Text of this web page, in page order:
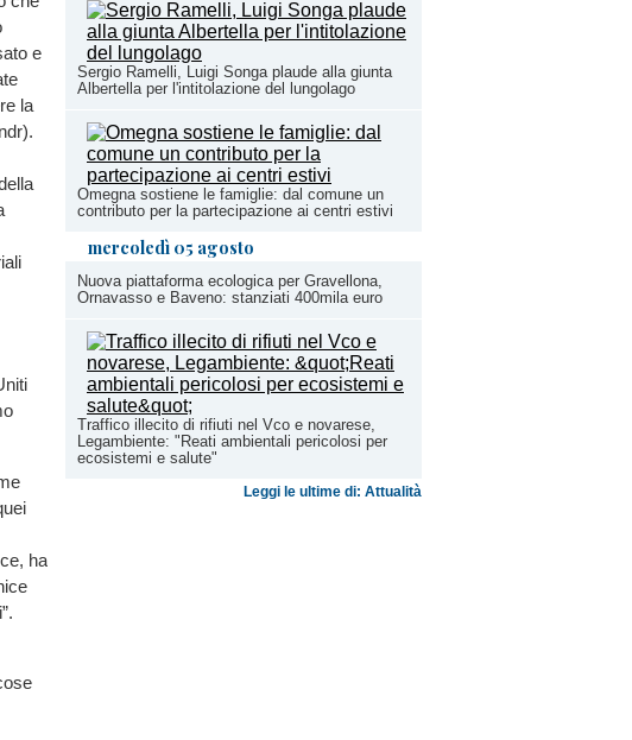
Sergio Ramelli, Luigi Songa plaude alla giunta
Albertella per l'intitolazione del lungolago
Omegna sostiene le famiglie: dal comune un
contributo per la partecipazione ai centri estivi
mercoledì 05 agosto
Nuova piattaforma ecologica per Gravellona,
Ornavasso e Baveno: stanziati 400mila euro
Traffico illecito di rifiuti nel Vco e novarese,
Legambiente: "Reati ambientali pericolosi per
ecosistemi e salute"
Leggi le ultime di: Attualità
e
la
ha